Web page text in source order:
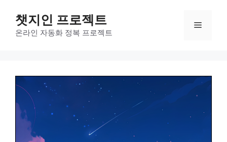
챗지인 프로젝트
온라인 자동화 정복 프로젝트
메